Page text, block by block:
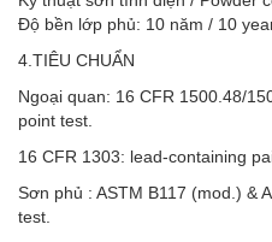
Độ bền lớp phủ: 10 năm / 10
4.TIÊU CHUẨN
Ngoại quan: 16 CFR 1500.48/
point test.
16 CFR 1303: lead-containing
Sơn phủ : ASTM B117 (mod.) &
test.